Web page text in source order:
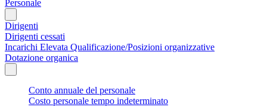
Personale
Dirigenti
Dirigenti cessati
Incarichi Elevata Qualificazione/Posizioni organizzative
Dotazione organica
Conto annuale del personale
Costo personale tempo indeterminato